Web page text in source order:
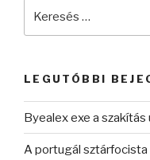
LEGUTÓBBI
Byealex exe a
A portugál